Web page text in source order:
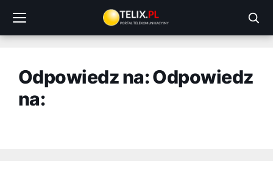
treści
Odpowiedz na: Odpowiedz
na: